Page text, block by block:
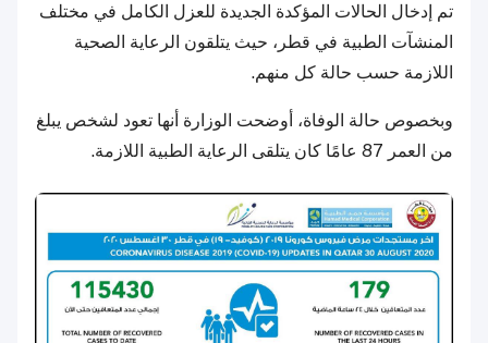
تم إدخال الحالات المؤكدة الجديدة للعزل الكامل في مختلف
المنشآت الطبية في قطر، حيث يتلقون الرعاية الصحية
اللازمة حسب حالة كل منهم.
وبخصوص حالة الوفاة، أوضحت الوزارة أنها تعود لشخص يبلغ
من العمر 87 عامًا كان يتلقى الرعاية الطبية اللازمة.